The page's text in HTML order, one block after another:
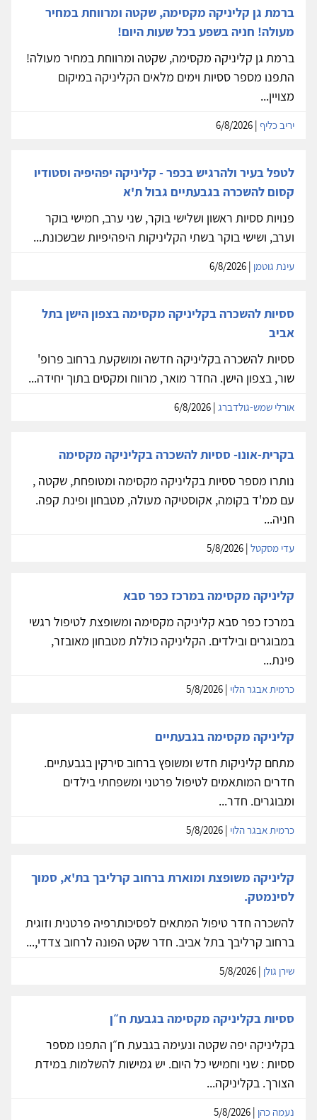
ברמת גן קליניקה מקסימה, שקטה ומרווחת במחיר
מעולה! חניה בשפע בכל שעות היום!
ברמת גן קליניקה מקסימה, שקטה ומרווחת במחיר מעולה!
התפנו מספר ססיות וימים מלאים הקליניקה במיקום
מצויין...
יריב כליף
לטפל בעיר ולהרגיש בכפר - קליניקה יפהיפיה וסטודיו
קסום להשכרה בגבעתיים גבול ת'א
פנויות ססיות ראשון ושלישי בוקר, שני ערב, חמישי בוקר
וערב, ושישי בוקר בשתי הקליניקות היפהיפיות שבשכונת...
עינת גוטמן
ססיות להשכרה בקליניקה מקסימה בצפון הישן בתל
אביב
ססיות להשכרה בקליניקה חדשה ומושקעת ברחוב פרופ'
שור, בצפון הישן. החדר מואר, מרווח ומקסים בתוך יחידה...
אורלי שמש-גולדברג
בקרית-אונו- ססיות להשכרה בקליניקה מקסימה
נותרו מספר ססיות בקליניקה מקסימה ומטופחת, שקטה ,
עם ממ'ד בקומה, אקוסטיקה מעולה, מטבחון ופינת קפה.
חניה...
עדי מסקטל
קליניקה מקסימה במרכז כפר סבא
במרכז כפר סבא קליניקה מקסימה ומשופצת לטיפול רגשי
במבוגרים ובילדים. הקליניקה כוללת מטבחון מאובזר,
פינת...
כרמית אבגר הלוי
קליניקה מקסימה בגבעתיים
מתחם קליניקות חדש ומשופץ ברחוב סירקין בגבעתיים.
חדרים המותאמים לטיפול פרטני ומשפחתי בילדים
ומבוגרים. חדר...
כרמית אבגר הלוי
קליניקה משופצת ומוארת ברחוב קרליבך בת'א, סמוך
לסינמטק.
להשכרה חדר טיפול המתאים לפסיכותרפיה פרטנית וזוגית
ברחוב קרליבך בתל אביב. חדר שקט הפונה לרחוב צדדי,...
שירן גולן
ססיות בקליניקה מקסימה בגבעת ח״ן
בקליניקה יפה שקטה ונעימה בגבעת ח״ן התפנו מספר
ססיות : שני וחמישי כל היום. יש גמישות להשלמות במידת
הצורך. בקליניקה...
נעמה כהן